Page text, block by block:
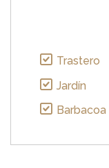
Trastero
Jardín
Barbacoa